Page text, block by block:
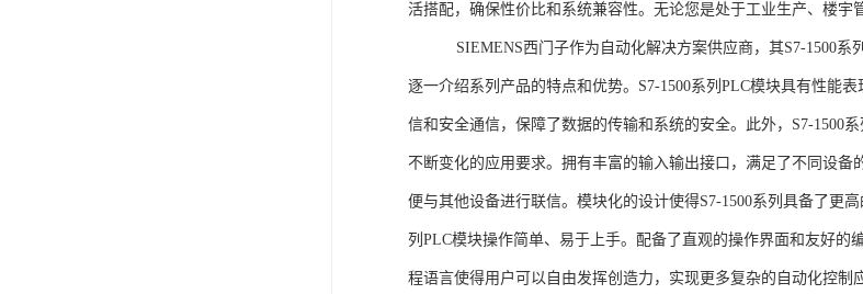
活搭配，确保性价比和系统兼容性。无论您是处于工业生产、楼宇
SIEMENS西门子作为自动化解决方案供应商，其S7-1500系列
逐一介绍系列产品的特点和优势。S7-1500系列PLC模块具有性能
信和安全通信，保障了数据的传输和系统的安全。此外，S7-1500
不断变化的应用要求。拥有丰富的输入输出接口，满足了不同设
便与其他设备进行联信。模块化的设计使得S7-1500系列具备了更
列PLC模块操作简单、易于上手。配备了直观的操作界面和友好
程语言使得用户可以自由发挥创造力，实现更多复杂的自动化控制